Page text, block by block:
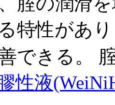
特性があ
できる。
性液